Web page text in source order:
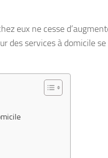
eux ne cesse
des services à domicile